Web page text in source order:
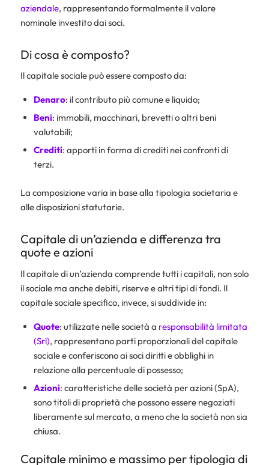
aziendale, rappresentando formalmente il valore
nominale investito dai soci.
Di cosa è composto?
Il capitale sociale può essere composto da:
Denaro: il contributo più comune e liquido;
Beni: immobili, macchinari, brevetti o altri beni
valutabili;
Crediti: apporti in forma di crediti nei confronti di
terzi.
La composizione varia in base alla tipologia societaria e
alle disposizioni statutarie.
Capitale di un’azienda e differenza tra
quote e azioni
Il capitale di un’azienda comprende tutti i capitali, non solo
il sociale ma anche debiti, riserve e altri tipi di fondi. Il
capitale sociale specifico, invece, si suddivide in:
Quote: utilizzate nelle società a responsabilità limitata
(Srl), rappresentano parti proporzionali del capitale
sociale e conferiscono ai soci diritti e obblighi in
relazione alla percentuale di possesso;
Azioni: caratteristiche delle società per azioni (SpA),
sono titoli di proprietà che possono essere negoziati
liberamente sul mercato, a meno che la società non sia
chiusa.
Capitale minimo e massimo per tipologia di